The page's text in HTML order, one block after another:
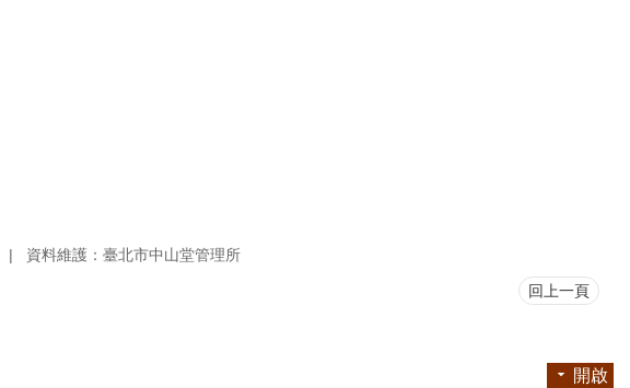
資料維護：臺北市中山堂管理所
回上一頁
開啟